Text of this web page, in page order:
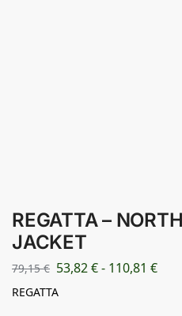
REGATTA –
JACKET
79,15€ 53,82€- 110,81 €
REGATTA